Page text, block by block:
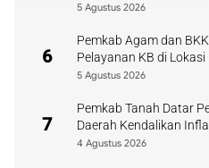
5 Agustus 2026
6
Pemkab Agam dan
Pelayanan KB di Lokasi
5 Agustus 2026
7
Pemkab Tanah Datar
Daerah Kendalikan
4 Agustus 2026